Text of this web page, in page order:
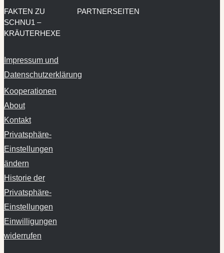
FAKTEN ZU
SCHNU1 –
KRÄUTERHEXE
Impressum und
Datenschutzerklärung
Kooperationen
About
Kontakt
Privatsphäre-
Einstellungen
ändern
Historie der
Privatsphäre-
Einstellungen
Einwilligungen
widerrufen
PARTNERSEITEN